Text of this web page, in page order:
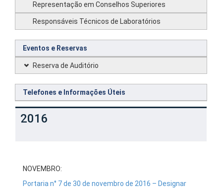
Representação em Conselhos Superiores
Responsáveis Técnicos de Laboratórios
Eventos e Reservas
Reserva de Auditório
Telefones e Informações Úteis
2016
NOVEMBRO:
Portaria n° 7 de 30 de novembro de 2016 – Designar